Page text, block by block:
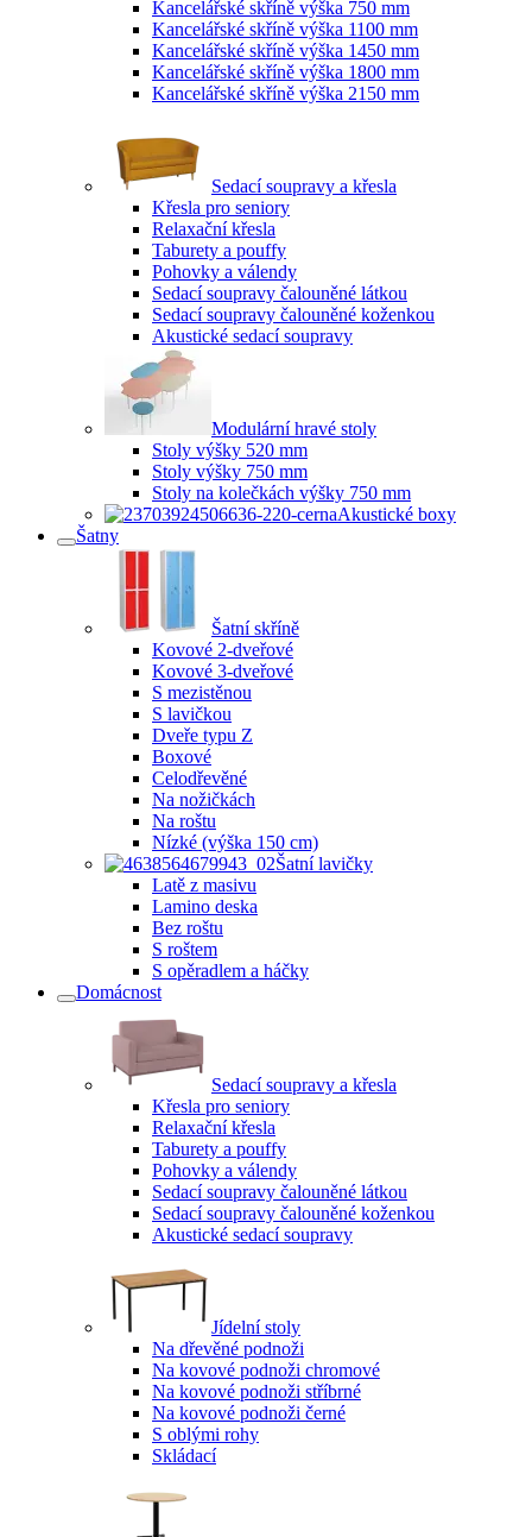
Kancelářské skříně výška 750 mm
Kancelářské skříně výška 1100 mm
Kancelářské skříně výška 1450 mm
Kancelářské skříně výška 1800 mm
Kancelářské skříně výška 2150 mm
Sedací soupravy a křesla
Křesla pro seniory
Relaxační křesla
Taburety a pouffy
Pohovky a válendy
Sedací soupravy čalouněné látkou
Sedací soupravy čalouněné koženkou
Akustické sedací soupravy
Modulární hravé stoly
Stoly výšky 520 mm
Stoly výšky 750 mm
Stoly na kolečkách výšky 750 mm
Akustické boxy
Šatny
Šatní skříně
Kovové 2-dveřové
Kovové 3-dveřové
S mezistěnou
S lavičkou
Dveře typu Z
Boxové
Celodřevěné
Na nožičkách
Na roštu
Nízké (výška 150 cm)
Šatní lavičky
Latě z masivu
Lamino deska
Bez roštu
S roštem
S opěradlem a háčky
Domácnost
Sedací soupravy a křesla
Křesla pro seniory
Relaxační křesla
Taburety a pouffy
Pohovky a válendy
Sedací soupravy čalouněné látkou
Sedací soupravy čalouněné koženkou
Akustické sedací soupravy
Jídelní stoly
Na dřevěné podnoži
Na kovové podnoži chromové
Na kovové podnoži stříbrné
Na kovové podnoži černé
S oblými rohy
Skládací